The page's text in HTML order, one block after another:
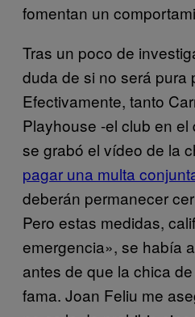
fomentan un
Tras un poco de
duda de si no será pura
Efectivamente, tanto
Playhouse -el club en
se grabó el vídeo de la
pagar una multa
deberán permanecer
Pero estas medidas,
emergencia», se había
antes de que la chica
fama. Joan Feliu me